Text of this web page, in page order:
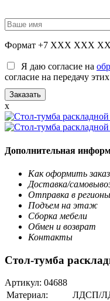
Формат +7 XXX XXX
Я даю согласие на
согласие на передачу
x
Дополнительная
Как оформить заказ
Доставка/
Отправка в регионы
Подъем на этаж
Сборка мебели
Обмен и возврат
Контакты
Стол-тумба
Артикул: 04688
Материал:
ЛДСП/